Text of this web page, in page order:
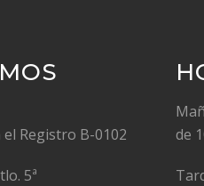
Registro B-0102
5ª
de